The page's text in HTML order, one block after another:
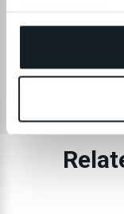
ANMELDELSER